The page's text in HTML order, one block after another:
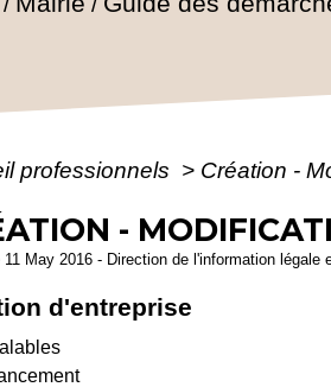
professionnels > Création -
-
11 May 2016 - Direction de l'information légale
d'entreprise